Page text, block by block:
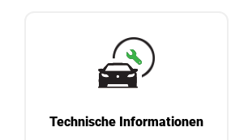
Technische Informationen